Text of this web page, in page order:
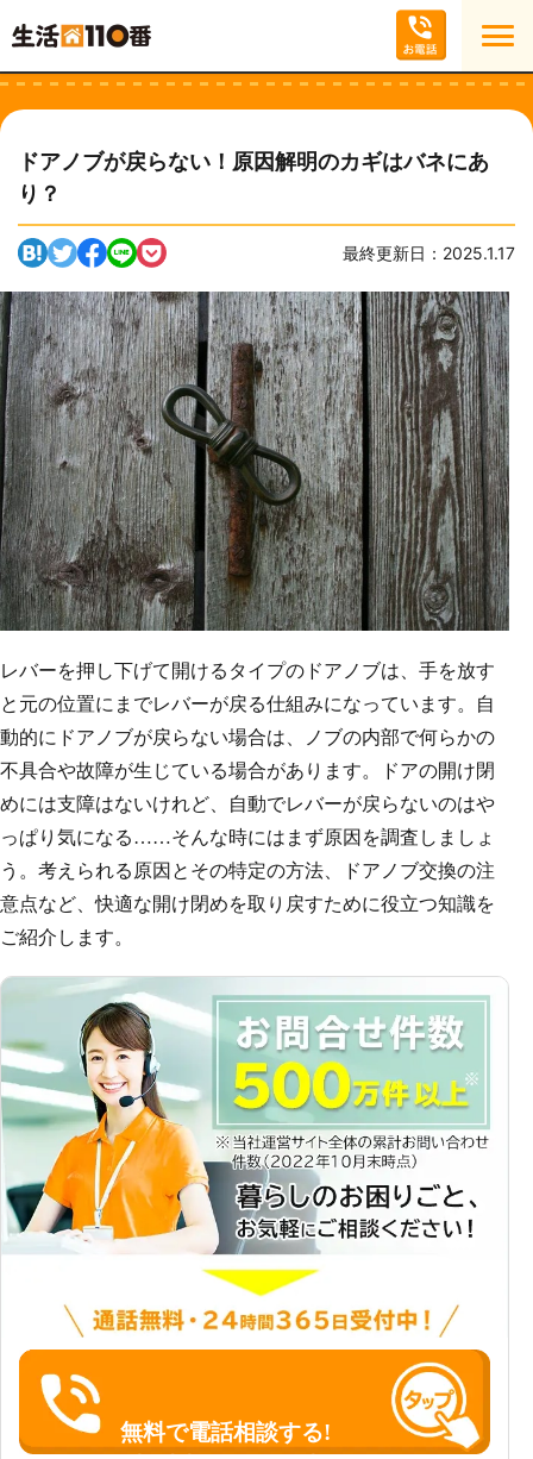
ドアノブが戻らない！原因解明のカギはバネにあ
り？
最終更新日：2025.1.17
レバーを押し下げて開けるタイプのドアノブは、手を放す
と元の位置にまでレバーが戻る仕組みになっています。自
動的にドアノブが戻らない場合は、ノブの内部で何らかの
不具合や故障が生じている場合があります。ドアの開け閉
めには支障はないけれど、自動でレバーが戻らないのはや
っぱり気になる……そんな時にはまず原因を調査しましょ
う。考えられる原因とその特定の方法、ドアノブ交換の注
意点など、快適な開け閉めを取り戻すために役立つ知識を
ご紹介します。
無料で電話相談する!